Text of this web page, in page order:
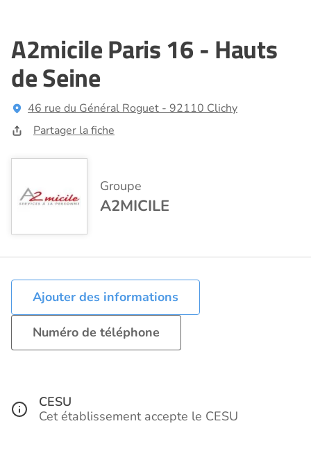
A2micile Paris 16 - Hauts
de Seine
46 rue du Général Roguet - 92110 Clichy
Partager la fiche
Groupe
A2MICILE
Ajouter des informations
Numéro de téléphone
CESU
Cet établissement accepte le CESU